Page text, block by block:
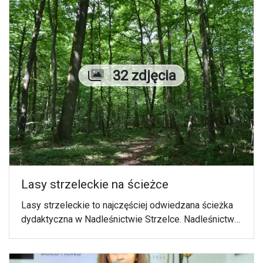
Liczba zdjęć
32 zdjęcia
Lasy strzeleckie na ścieżce
Lasy strzeleckie to najczęściej odwiedzana ścieżka
dydaktyczna w Nadleśnictwie Strzelce. Nadleśnictwo